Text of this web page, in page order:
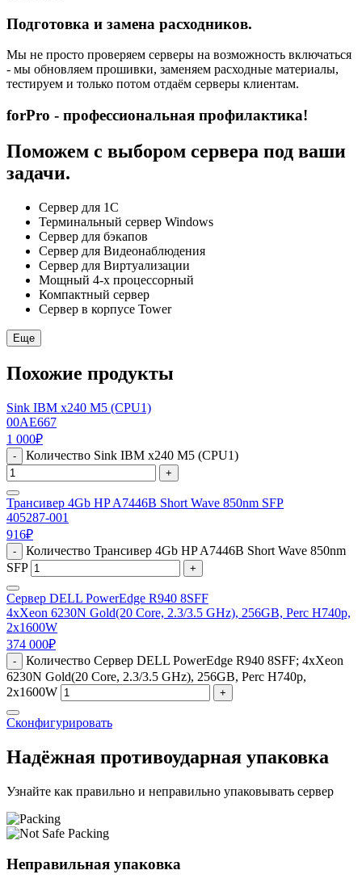
Подготовка и замена расходников.
Мы не просто проверяем серверы на возможность включаться
- мы обновляем прошивки, заменяем расходные материалы,
тестируем и только потом отдаём серверы клиентам.
forPro - профессиональная профилактика!
Поможем с выбором сервера под ваши
задачи.
Сервер для 1С
Терминальный сервер Windows
Сервер для бэкапов
Сервер для Видеонаблюдения
Сервер для Виртуализации
Мощный 4-х процессорный
Компактный сервер
Сервер в корпусе Tower
Еще
Похожие продукты
Sink IBM x240 M5 (CPU1)
00AE667
1 000₽
- Количество Sink IBM x240 M5 (CPU1)
+
Трансивер 4Gb HP A7446B Short Wave 850nm SFP
405287-001
916₽
-
Количество Трансивер 4Gb HP A7446B Short Wave 850nm
SFP
+
Сервер DELL PowerEdge R940 8SFF
4xXeon 6230N Gold(20 Core, 2.3/3.5 GHz), 256GB, Perc H740p,
2x1600W
374 000₽
-
Количество Сервер DELL PowerEdge R940 8SFF; 4xXeon
6230N Gold(20 Core, 2.3/3.5 GHz), 256GB, Perc H740p,
2x1600W
+
Сконфигурировать
Надёжная противоударная упаковка
Узнайте как правильно и неправильно упаковывать сервер
Неправильная упаковка